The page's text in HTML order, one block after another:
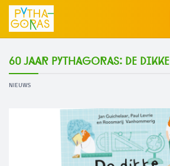
60 jaar Pythagoras: De
NIEUWS